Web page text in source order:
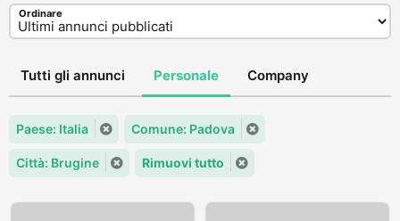
Ordinare
Tutti gli annunci Personale Company
Paese: Italia Comune: Padova
Città: Brugine Rimuovi tutto